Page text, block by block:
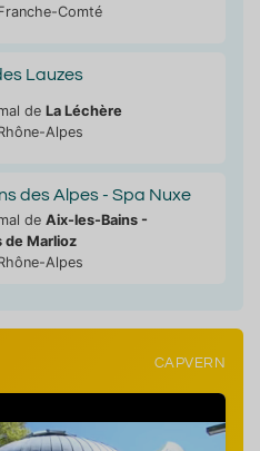
Comté
Lauzes
de La Léchère
Alpes
des Alpes - Spa Nuxe
de Aix-les-Bains -
de Marlioz
Alpes
CAPVERN